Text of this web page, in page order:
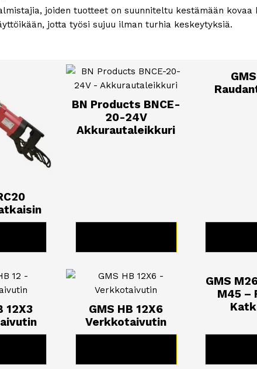
joiden tuotteet on suunniteltu kestämään kovaa
jotta työsi sujuu ilman turhia keskeytyksiä.
BN Products BNCE-
20-24V
Akkurautaleikkuri
12X3
GMS HB 12X6
Verkkotaivutin
GMS
M45 –